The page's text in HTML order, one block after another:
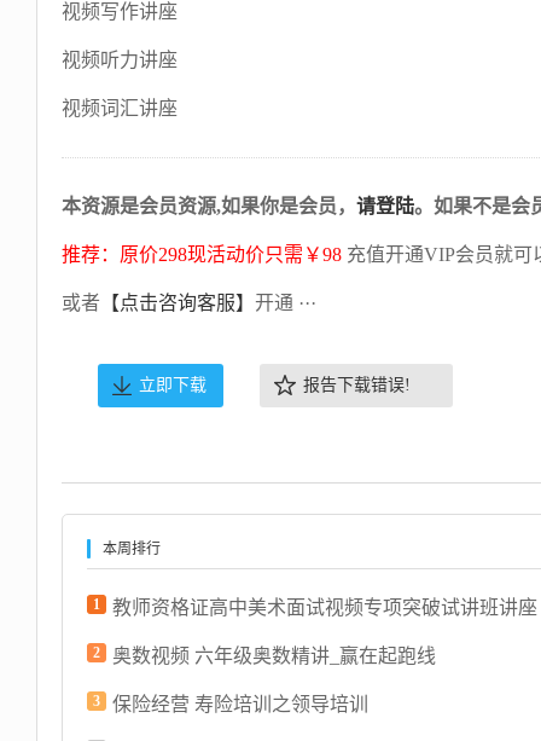
视频写作讲座
视频听力讲座
视频词汇讲座
本资源是会员资源,如果你是会员， 请登陆。如果不是会
推荐：原价298现活动价只需￥98 充值开通VIP会员就可
或者 【点击咨询客服】 开通 ···
立即下载 报告下载错误!
本周排行
1 教师资格证高中美术面试视频专项突破试讲班讲座
2 奥数视频 六年级奥数精讲_赢在起跑线
3 保险经营 寿险培训之领导培训